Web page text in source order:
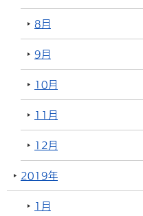
8月
9月
10月
11月
12月
2019年
1月